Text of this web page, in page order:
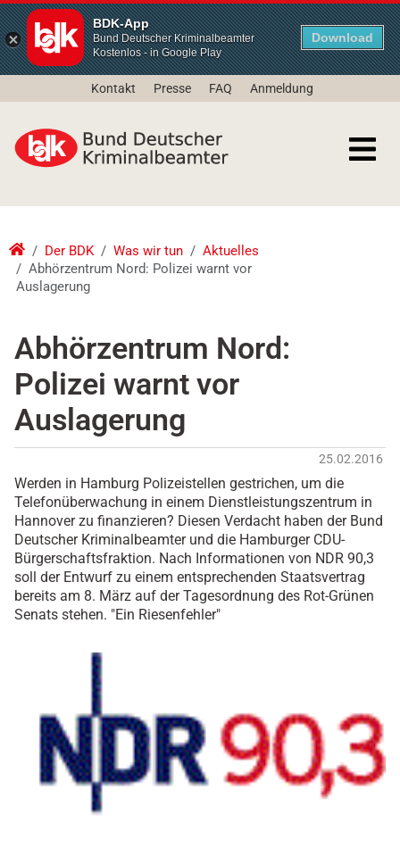
BDK-App
Bund Deutscher Kriminalbeamter
Kostenlos - in Google Play
Download
Kontakt Presse FAQ Anmeldung
Der BDK Was wir tun
Aktuelles
Abhörzentrum Nord: Polizei warnt vor
Auslagerung
Abhörzentrum Nord:
Polizei warnt vor
Auslagerung
25.02.2016
Werden in Hamburg Polizeistellen gestrichen, um die
Telefonüberwachung in einem Dienstleistungszentrum in
Hannover zu finanzieren? Diesen Verdacht haben der Bund
Deutscher Kriminalbeamter und die Hamburger CDU-
Bürgerschaftsfraktion. Nach Informationen von NDR 90,3
soll der Entwurf zu einem entsprechenden Staatsvertrag
bereits am 8. März auf der Tagesordnung des Rot-Grünen
Senats stehen. "Ein Riesenfehler"